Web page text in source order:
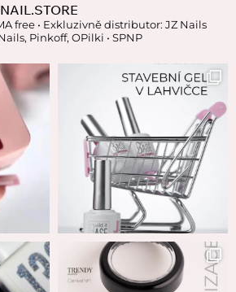
free • Exkluzivně distributor: JZ Nails
Pinkoff, OPilki • SPNP